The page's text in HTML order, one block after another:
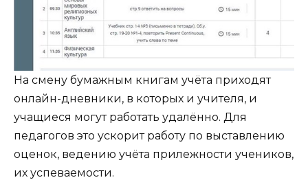
На смену бумажным книгам учёта приходят
онлайн-дневники, в которых и учителя, и
учащиеся могут работать удалённо. Для
педагогов это ускорит работу по выставлению
оценок, ведению учёта прилежности учеников,
их успеваемости.